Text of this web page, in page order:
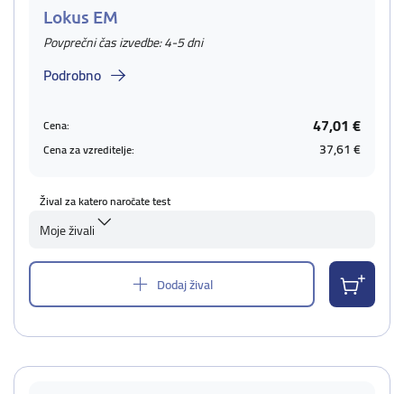
Lokus EM
Povprečni čas izvedbe: 4-5 dni
Podrobno
Cena: 47,01 €
Cena za vzreditelje: 37,61 €
Žival za katero naročate test
Moje živali
Dodaj žival